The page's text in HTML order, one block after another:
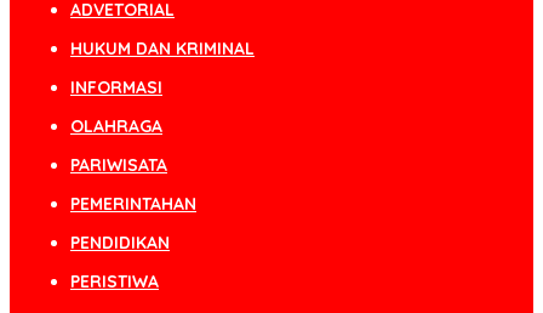
ADVETORIAL
HUKUM DAN KRIMINAL
INFORMASI
OLAHRAGA
PARIWISATA
PEMERINTAHAN
PENDIDIKAN
PERISTIWA